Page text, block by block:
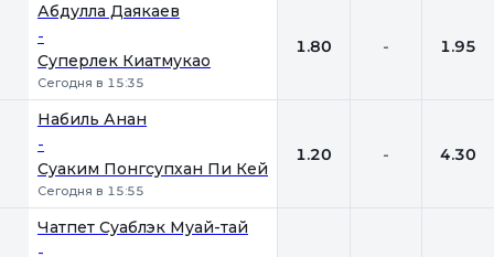
Абдулла Даякаев
-
Суперлек Киатмукао
Сегодня в 15:35
1.80 - 1.95
Набиль Анан
-
Суаким Понгсупхан Пи Кей
Сегодня в 15:55
1.20 - 4.30
Чатпет Суаблэк Муай-тай
-